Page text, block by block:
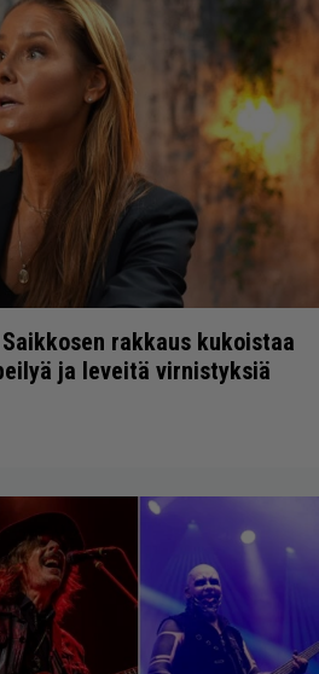
rakkaus kukoistaa
ja leveitä virnistyksiä